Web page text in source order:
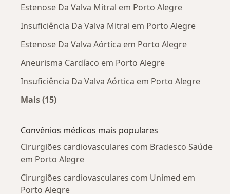
Estenose Da Valva Mitral em Porto Alegre
Insuficiência Da Valva Mitral em Porto Alegre
Estenose Da Valva Aórtica em Porto Alegre
Aneurisma Cardíaco em Porto Alegre
Insuficiência Da Valva Aórtica em Porto Alegre
Mais (15)
Convênios médicos mais populares
Cirurgiões cardiovasculares com Bradesco Saúde
em Porto Alegre
Cirurgiões cardiovasculares com Unimed em
Porto Alegre